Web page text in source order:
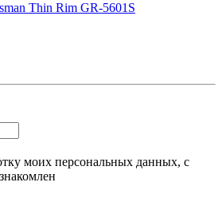
Thin Rim GR-5601S
моих персональных данных, с